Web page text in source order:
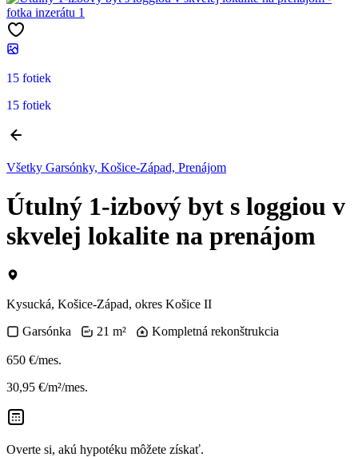
15 fotiek
15 fotiek
Všetky Garsónky, Košice-Západ, Prenájom
Útulný 1-izbový byt s loggiou v
skvelej lokalite na prenájom
Kysucká, Košice-Západ, okres Košice II
Garsónka
21 m² Kompletná rekonštrukcia
650 €/mes.
30,95 €/m²/mes.
Overte si, akú hypotéku môžete získať.